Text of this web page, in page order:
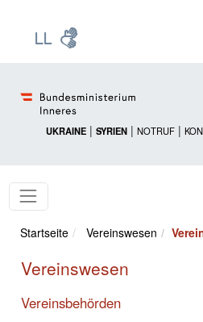
UKRAINE | SYRIEN | NOTRUF |
Startseite Vereinswesen
Vereinswesen
Vereinsbehörden